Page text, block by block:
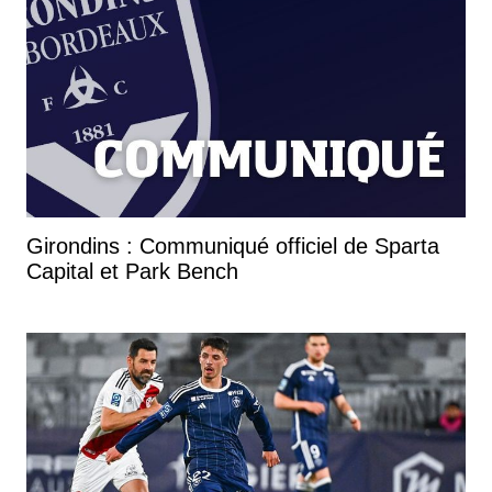
Girondins : Communiqué officiel de Sparta
Capital et Park Bench